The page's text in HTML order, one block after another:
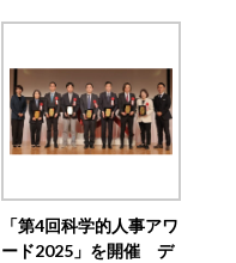
「第4回科学的人事アワ
ード2025」を開催 デ